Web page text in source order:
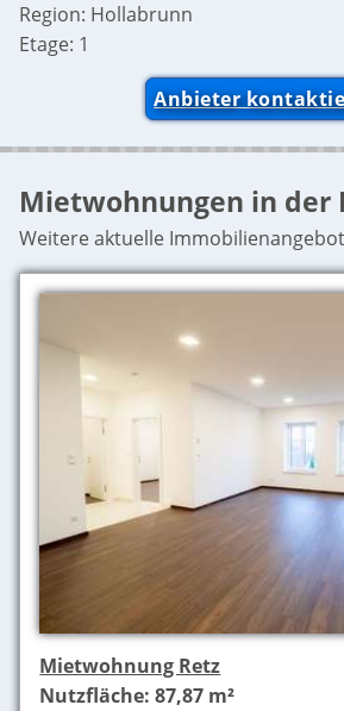
Region: Hollabrunn
Etage: 1
Anbieter
Mietwohnungen in der
Weitere aktuelle
Mietwohnung Retz
Nutzfläche: 87,87 m²